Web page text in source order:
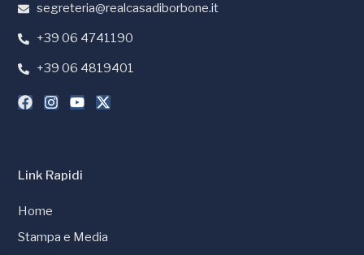
Link Rapidi
Home
Stampa e Media
segreteria@realcasadiborbone.it
+39 06 4741190
+39 06 4819401